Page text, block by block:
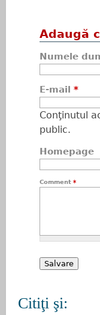
Adaugă
Numele
E-mail *
Conţinutul
public.
Homepage
Comment *
Citiţi şi: